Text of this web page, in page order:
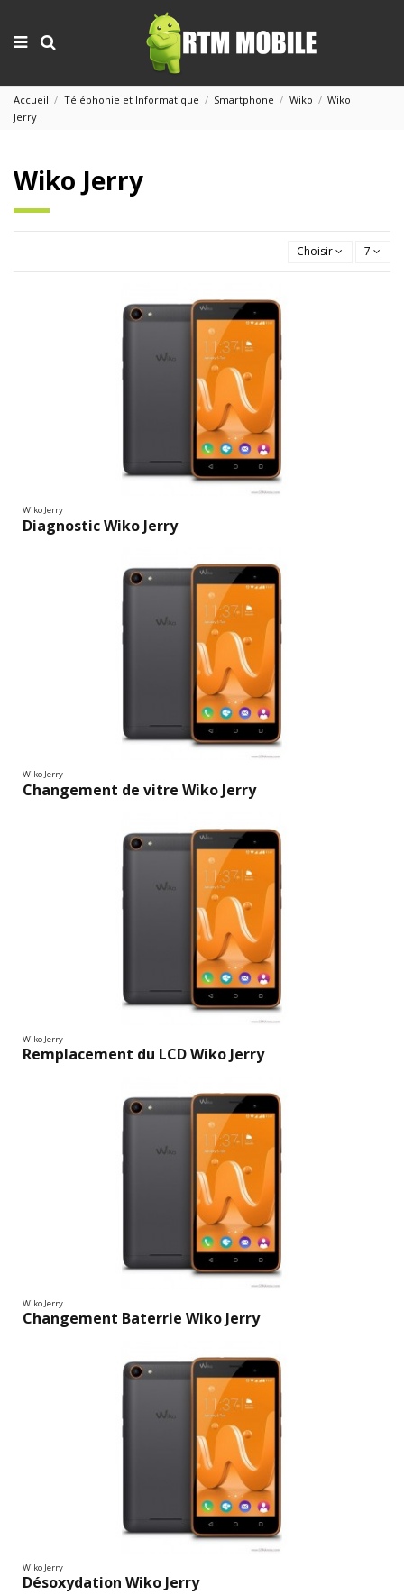
Accueil Téléphonie et Informatique Smartphone Wiko
Wiko
Jerry
Wiko Jerry
Choisir 7
Wiko Jerry
Diagnostic Wiko Jerry
Wiko Jerry
Changement de vitre Wiko Jerry
Wiko Jerry
Remplacement du LCD Wiko Jerry
Wiko Jerry
Changement Baterrie Wiko Jerry
Wiko Jerry
Désoxydation Wiko Jerry